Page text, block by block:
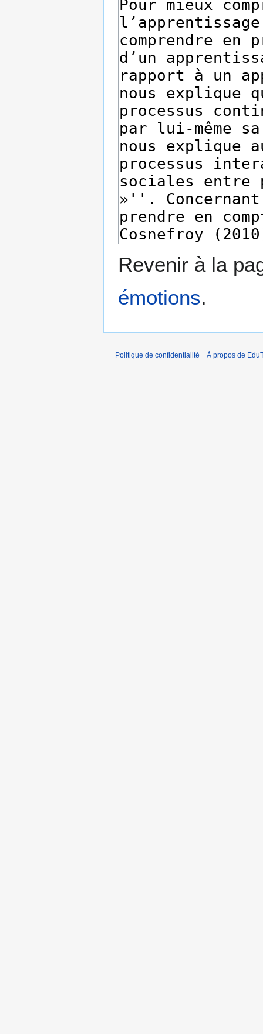
Revenir à la
émotions.
Politique de confidentialité À propos de